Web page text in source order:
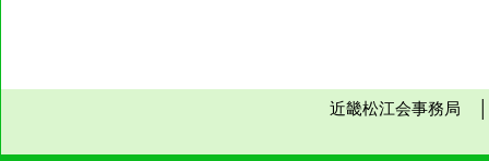
近畿松江会事務